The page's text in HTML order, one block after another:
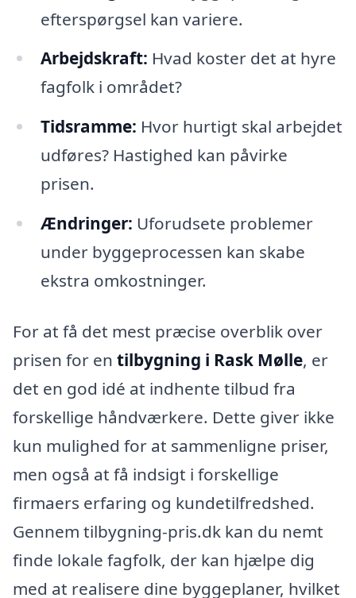
efterspørgsel kan variere.
Arbejdskraft: Hvad koster det at hyre
fagfolk i området?
Tidsramme: Hvor hurtigt skal arbejdet
udføres? Hastighed kan påvirke
prisen.
Ændringer: Uforudsete problemer
under byggeprocessen kan skabe
ekstra omkostninger.
For at få det mest præcise overblik over
prisen for en tilbygning i Rask Mølle, er
det en god idé at indhente tilbud fra
forskellige håndværkere. Dette giver ikke
kun mulighed for at sammenligne priser,
men også at få indsigt i forskellige
firmaers erfaring og kundetilfredshed.
Gennem tilbygning-pris.dk kan du nemt
finde lokale fagfolk, der kan hjælpe dig
med at realisere dine byggeplaner, hvilket